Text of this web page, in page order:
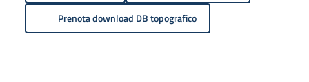
Prenota download DB topografico